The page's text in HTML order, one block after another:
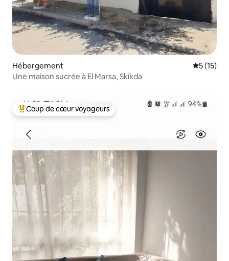
Hébergement
5 (15)
Une maison sucrée à El Marsa, Skikda
Coups de cœur voyageurs les plus appréciés
Coup de cœur voyageurs